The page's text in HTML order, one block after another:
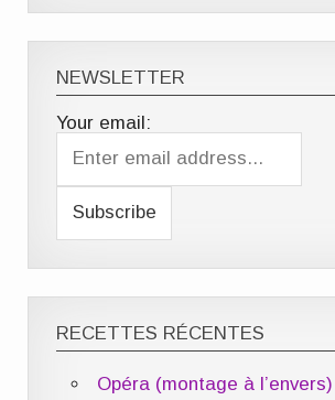
NEWSLETTER
Your email:
RECETTES RÉCENTES
Opéra (montage à l’envers)